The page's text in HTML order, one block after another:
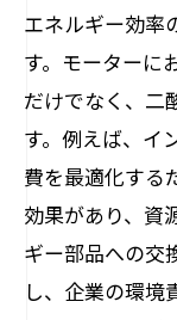
エネルギー効率
す。モーターに
だけでなく、二
す。例えば、イ
費を最適化する
効果があり、資
ギー部品への交
し、企業の環境